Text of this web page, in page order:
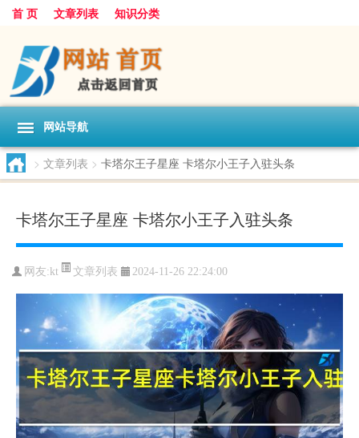
首 页 文章列表 知识分类
网站导航
> 文章列表 > 卡塔尔王子星座 卡塔尔小王子入驻头条
卡塔尔王子星座 卡塔尔小王子入驻头条
网友:kt 文章列表 2024-11-26 22:24:00